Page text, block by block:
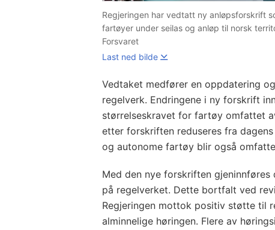
Regjeringen har vedtatt ny anløpsforskrift
fartøyer under seilas og anløp til norsk
Forsvaret
Last ned bilde
Vedtaket medfører en oppdatering
regelverk. Endringene i ny forskrift
størrelseskravet for fartøy omfattet
etter forskriften reduseres fra
og autonome fartøy blir også
Med den nye forskriften
på regelverket. Dette bortfalt ved
Regjeringen mottok positiv støtte til
alminnelige høringen. Flere av